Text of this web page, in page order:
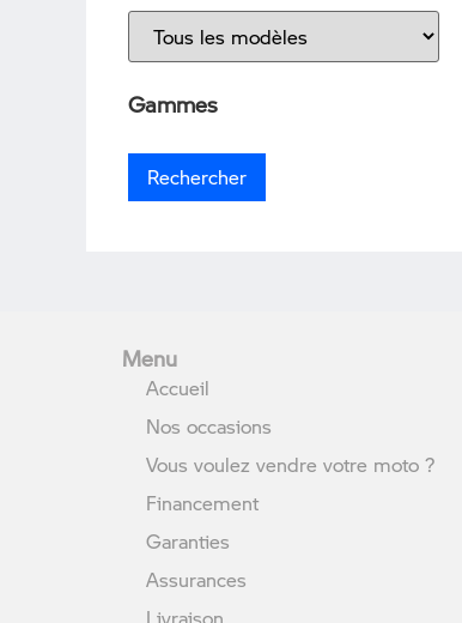
Gammes
Menu
Accueil
Nos occasions
Vous voulez vendre votre moto ?
Financement
Garanties
Assurances